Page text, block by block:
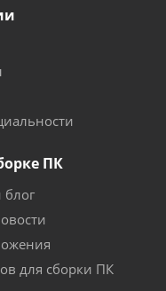
ПК
для сборки ПК